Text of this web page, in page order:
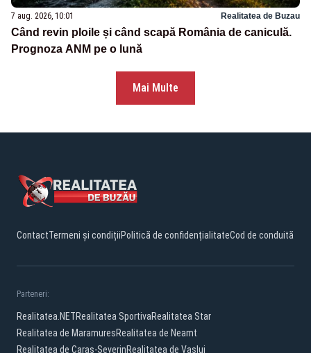
7 aug. 2026, 10:01 Realitatea de Buzau
Când revin ploile și când scapă România de caniculă.
Prognoza ANM pe o lună
Mai Multe
ContactTermeni și condițiiPolitică de confidențialitateCod de conduită
Parteneri:
Realitatea.NETRealitatea SportivaRealitatea Star
Realitatea de MaramuresRealitatea de Neamt
Realitatea de Caras-SeverinRealitatea de Vaslui